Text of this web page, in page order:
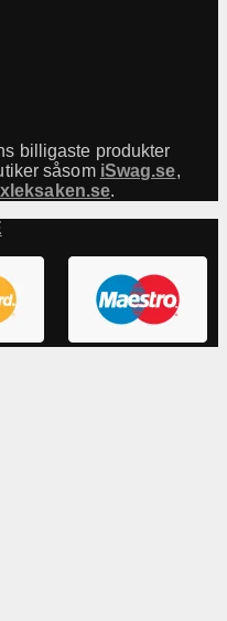
billigaste produkter
såsom iSwag.se,
.